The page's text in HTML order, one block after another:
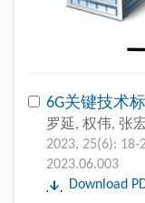
6G关键技术
罗延, 权伟, 张
2023, 25(6): 18-
2023.06.003
Download